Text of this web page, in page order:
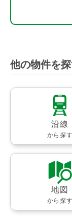
他の物件を
沿線
から探す
地図
から探す